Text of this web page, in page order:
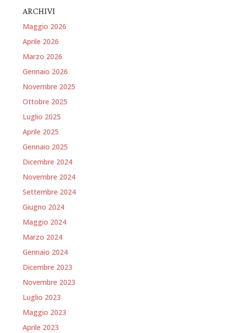
ARCHIVI
Maggio 2026
Aprile 2026
Marzo 2026
Gennaio 2026
Novembre 2025
Ottobre 2025
Luglio 2025
Aprile 2025
Gennaio 2025
Dicembre 2024
Novembre 2024
Settembre 2024
Giugno 2024
Maggio 2024
Marzo 2024
Gennaio 2024
Dicembre 2023
Novembre 2023
Luglio 2023
Maggio 2023
Aprile 2023